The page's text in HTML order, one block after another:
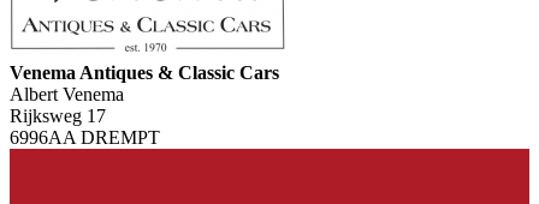
Venema Antiques & Classic Cars
Albert Venema
Rijksweg 17
6996AA DREMPT